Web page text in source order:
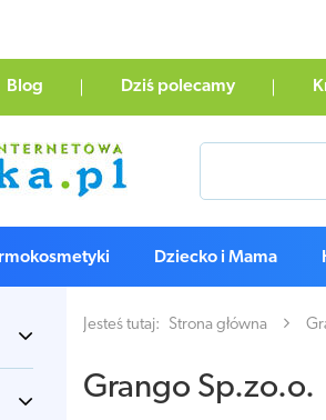
Blog Dziś polecamy
Dziecko i Mama
Jesteś tutaj: Strona główna
Grango Sp.zo.o.